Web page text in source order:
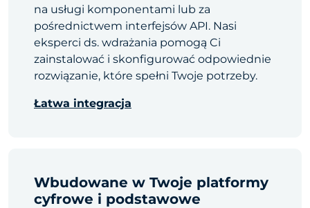
na usługi komponentami lub za
pośrednictwem interfejsów API. Nasi
eksperci ds. wdrażania pomogą Ci
zainstalować i skonfigurować odpowiednie
rozwiązanie, które spełni Twoje potrzeby.
Łatwa integracja
Wbudowane w Twoje platformy
cyfrowe i podstawowe